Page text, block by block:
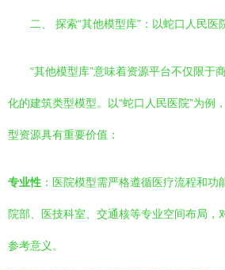
二、 探索“其他模型库”：以蛇口人民医
“其他模型库”意味着资源平台不仅限于
化的建筑类型模型。以“蛇口人民医院”为例
型资源具有重要价值：
专业性 ：医院模型需严格遵循医疗流程和功
院部、医技科室、交通核等专业空间布局，
参考意义。